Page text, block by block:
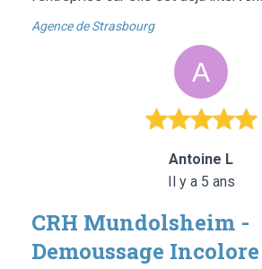
Agence de Strasbourg
Antoine L
Il y a 5 ans
CRH Mundolsheim -
Demoussage Incolore